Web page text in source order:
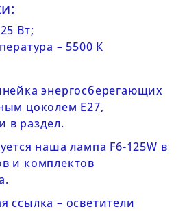
Вт;
– 5500 К
энергосберегающих
цоколем E27,
в раздел.
наша лампа F6-125W в
и комплектов
ссылка – осветители